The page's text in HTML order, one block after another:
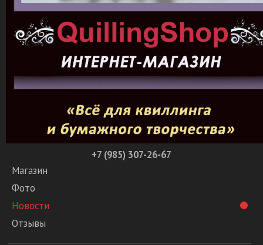
+7 (985) 307-26-67
Магазин
Фото
Новости
Отзывы